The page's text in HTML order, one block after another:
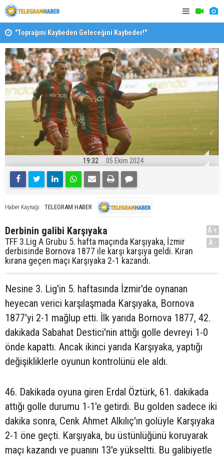
"Toprağını Kaybeden Geleceğini Kaybeder!"
19:32 05 Ekim 2024
Haber Kaynağı TELEGRAM HABER
Derbinin galibi Karşıyaka
TFF 3.Lig A Grubu 5. hafta maçında Karşıyaka, İzmir
derbisinde Bornova 1877 ile karşı karşıya geldi. Kıran
kırana geçen maçı Karşıyaka 2-1 kazandı.
A+
A-
Nesine 3. Lig'in 5. haftasında İzmir'de oynanan
heyecan verici karşılaşmada Karşıyaka, Bornova
1877'yi 2-1 mağlup etti. İlk yarıda Bornova 1877, 42.
dakikada Sabahat Destici'nin attığı golle devreyi 1-0
önde kapattı. Ancak ikinci yarıda Karşıyaka, yaptığı
değişikliklerle oyunun kontrolünü ele aldı.
46. Dakikada oyuna giren Erdal Öztürk, 61. dakikada
attığı golle durumu 1-1'e getirdi. Bu golden sadece iki
dakika sonra, Cenk Ahmet Alkılıç'ın golüyle Karşıyaka
2-1 öne geçti. Karşıyaka, bu üstünlüğünü koruyarak
maçı kazandı ve puanını 13'e yükseltti. Bu galibiyetle